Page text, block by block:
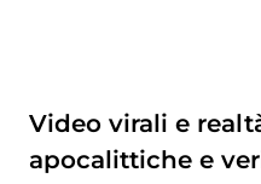
Video virali e
apocalittiche e